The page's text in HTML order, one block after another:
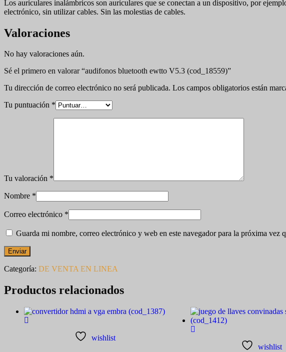
Los auriculares inalámbricos son auriculares que se conectan a un dispositivo, por
electrónico, sin utilizar cables. Sin las molestias de cables.
Valoraciones
No hay valoraciones aún.
Sé el primero en valorar “audifonos bluetooth ewtto V5.3 (cod_18559)”
Tu dirección de correo electrónico no será publicada. Los campos obligatorios están
Tu puntuación *
Tu valoración *
Nombre *
Correo electrónico *
Guarda mi nombre, correo electrónico y web en este navegador para la próxima vez
Categoría: DE VENTA EN LINEA
Productos relacionados
wishlist
wishlist